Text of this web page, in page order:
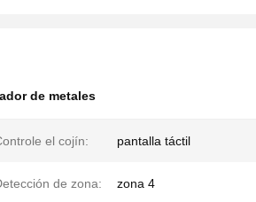
de metales
el cojín: pantalla táctil
de zona: zona 4